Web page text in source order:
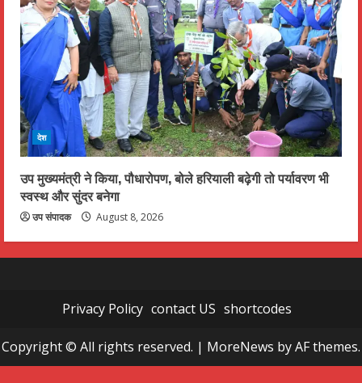
देश
उप मुख्यमंत्री ने किया, पौधारोपण, बोले हरियाली बढ़ेगी तो पर्यावरण भी
स्वस्थ और सुंदर बनेगा
उप संपादक August 8, 2026
Privacy Policy contact US shortcodes
Copyright © All rights reserved. | MoreNews by AF themes.